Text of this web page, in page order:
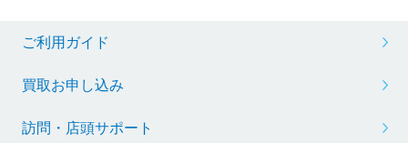
ご利用ガイド
買取お申し込み
訪問・店頭サポート